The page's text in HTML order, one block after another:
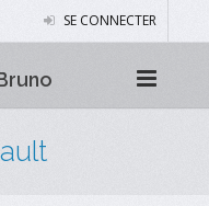
SE CONNECTER